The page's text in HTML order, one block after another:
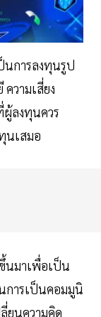
นการลงทุนรูป
วามเสี่ยง
ลงทุนควร
นเสมอ
นมาเพื่อเป็น
การเป็นคอมมูนิ
ยนความคิด